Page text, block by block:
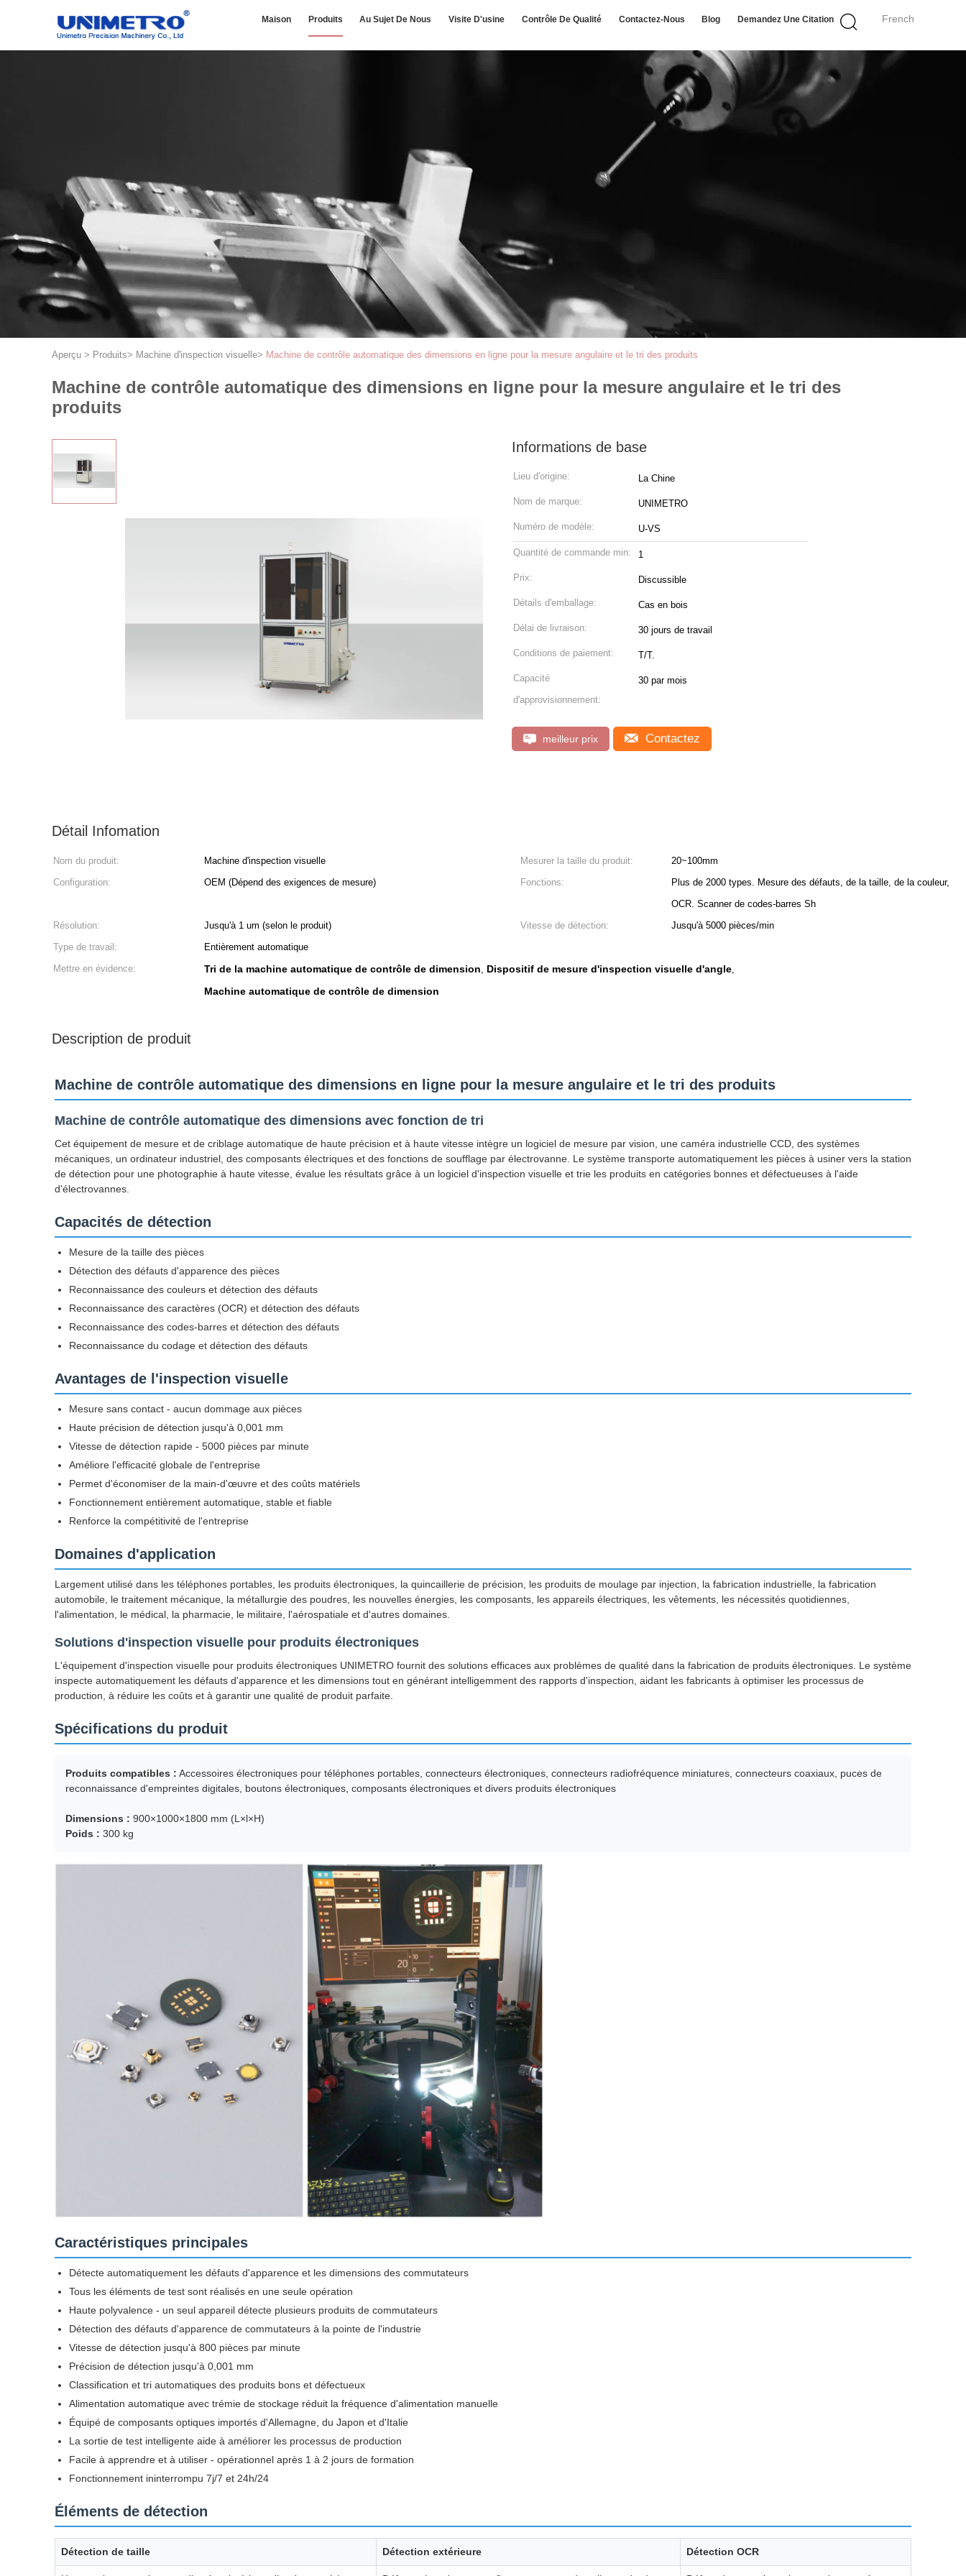
French
Maison Produits Au Sujet De Nous Visite D'usine Contrôle De Qualité Contactez-Nous Blog Demandez Une Citation
Aperçu > Produits> Machine d'inspection visuelle> Machine de contrôle automatique des dimensions en ligne pour la mesure angulaire et le tri des produits
Machine de contrôle automatique des dimensions en ligne pour la mesure angulaire et le tri des
produits
Informations de base
Lieu d'origine: La Chine
Nom de marque: UNIMETRO
Numéro de modèle: U-VS
Quantité de commande min: 1
Prix: Discussible
Détails d'emballage: Cas en bois
Délai de livraison: 30 jours de travail
Conditions de paiement: T/T.
Capacité
d'approvisionnement:
30 par mois
meilleur prix Contactez
Détail Infomation
Nom du produit: Machine d'inspection visuelle Mesurer la taille du produit:
20~100mm
Configuration:
OEM (Dépend des exigences de mesure) Fonctions:
Plus de 2000 types. Mesure des défauts, de la taille, de la couleur,
OCR. Scanner de codes-barres Sh
Résolution:
Jusqu'à 1 um (selon le produit) Vitesse de détection:
Jusqu'à 5000 pièces/min
Type de travail:
Entièrement automatique
Mettre en évidence:
Tri de la machine automatique de contrôle de dimension, Dispositif de mesure d'inspection visuelle d'angle,
Machine automatique de contrôle de dimension
Description de produit
Machine de contrôle automatique des dimensions en ligne pour la mesure angulaire et le tri des produits
Machine de contrôle automatique des dimensions avec fonction de tri
Cet équipement de mesure et de criblage automatique de haute précision et à haute vitesse intègre un logiciel de mesure par vision, une caméra industrielle CCD, des systèmes
mécaniques, un ordinateur industriel, des composants électriques et des fonctions de soufflage par électrovanne. Le système transporte automatiquement les pièces à usiner vers la station
de détection pour une photographie à haute vitesse, évalue les résultats grâce à un logiciel d'inspection visuelle et trie les produits en catégories bonnes et défectueuses à l'aide
d'électrovannes.
Capacités de détection
Mesure de la taille des pièces
Détection des défauts d'apparence des pièces
Reconnaissance des couleurs et détection des défauts
Reconnaissance des caractères (OCR) et détection des défauts
Reconnaissance des codes-barres et détection des défauts
Reconnaissance du codage et détection des défauts
Avantages de l'inspection visuelle
Mesure sans contact - aucun dommage aux pièces
Haute précision de détection jusqu'à 0,001 mm
Vitesse de détection rapide - 5000 pièces par minute
Améliore l'efficacité globale de l'entreprise
Permet d'économiser de la main-d'œuvre et des coûts matériels
Fonctionnement entièrement automatique, stable et fiable
Renforce la compétitivité de l'entreprise
Domaines d'application
Largement utilisé dans les téléphones portables, les produits électroniques, la quincaillerie de précision, les produits de moulage par injection, la fabrication industrielle, la fabrication
automobile, le traitement mécanique, la métallurgie des poudres, les nouvelles énergies, les composants, les appareils électriques, les vêtements, les nécessités quotidiennes,
l'alimentation, le médical, la pharmacie, le militaire, l'aérospatiale et d'autres domaines.
Solutions d'inspection visuelle pour produits électroniques
L'équipement d'inspection visuelle pour produits électroniques UNIMETRO fournit des solutions efficaces aux problèmes de qualité dans la fabrication de produits électroniques. Le système
inspecte automatiquement les défauts d'apparence et les dimensions tout en générant intelligemment des rapports d'inspection, aidant les fabricants à optimiser les processus de
production, à réduire les coûts et à garantir une qualité de produit parfaite.
Spécifications du produit
Produits compatibles : Accessoires électroniques pour téléphones portables, connecteurs électroniques, connecteurs radiofréquence miniatures, connecteurs coaxiaux, puces de
reconnaissance d'empreintes digitales, boutons électroniques, composants électroniques et divers produits électroniques
Dimensions : 900×1000×1800 mm (L×l×H)
Poids : 300 kg
Caractéristiques principales
Détecte automatiquement les défauts d'apparence et les dimensions des commutateurs
Tous les éléments de test sont réalisés en une seule opération
Haute polyvalence - un seul appareil détecte plusieurs produits de commutateurs
Détection des défauts d'apparence de commutateurs à la pointe de l'industrie
Vitesse de détection jusqu'à 800 pièces par minute
Précision de détection jusqu'à 0,001 mm
Classification et tri automatiques des produits bons et défectueux
Alimentation automatique avec trémie de stockage réduit la fréquence d'alimentation manuelle
Équipé de composants optiques importés d'Allemagne, du Japon et d'Italie
La sortie de test intelligente aide à améliorer les processus de production
Facile à apprendre et à utiliser - opérationnel après 1 à 2 jours de formation
Fonctionnement ininterrompu 7j/7 et 24h/24
Éléments de détection
Détection de taille Détection extérieure Détection OCR